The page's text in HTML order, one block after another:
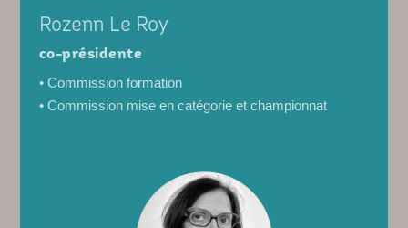
Rozenn Le Roy
co-présidente
• Commission formation
• Commission mise en catégorie et championnat